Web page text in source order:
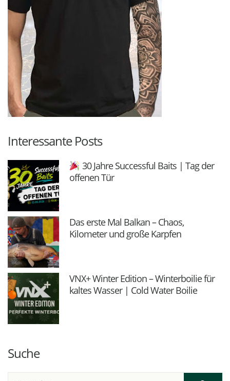
Interessante Posts
30 Jahre Successful Baits | Tag der
offenen Tür
Das erste Mal Balkan – Chaos,
Kilometer und große Karpfen
VNX+ Winter Edition – Winterboilie für
kaltes Wasser | Cold Water Boilie
Suche